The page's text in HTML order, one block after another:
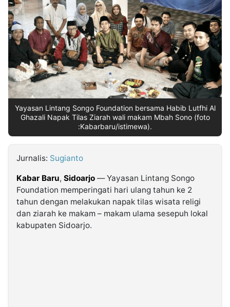
Partner
Insight
NTB
Suara
Time
Lens
IDN
Daily
Jogja
Jalan
Rakyat
Idealita
News
Kita
Notice
Radar
Baru
Seedbacklink
Follow
Kabarbaru
Kabarbaru.co
Yayasan Lintang Songo Foundation bersama Habib Lutfhi Al
Ghazali Napak Tilas Ziarah wali makam Mbah Sono (foto
:Kabarbaru/istimewa).
Jurnalis: Sugianto
Kabar Baru, Sidoarjo — Yayasan Lintang Songo
Foundation memperingati hari ulang tahun ke 2
tahun dengan melakukan napak tilas wisata religi
dan ziarah ke makam – makam ulama sesepuh lokal
kabupaten Sidoarjo.